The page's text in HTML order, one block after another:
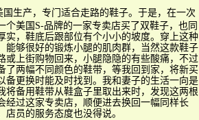
生产，专门适合走路的鞋子。于是，在一次
个美国S-品牌的一家专卖店买了双鞋子，也同
实，鞋底后跟部位有个小小的坡度。穿上这种
够很好的锻炼小腿的肌肉群，当然这款鞋子
或上街购物回来，小腿隐隐的有些酸痛，不过
两幅不同颜色的鞋带，等我回到家，将新买
备更换时能及时找到。我和妻子的生活一向是
备用鞋带从鞋盒子里取出来时，发现这两根
经过这家专卖店，顺便进去换回一幅同样长
员的服务态度也没得说。